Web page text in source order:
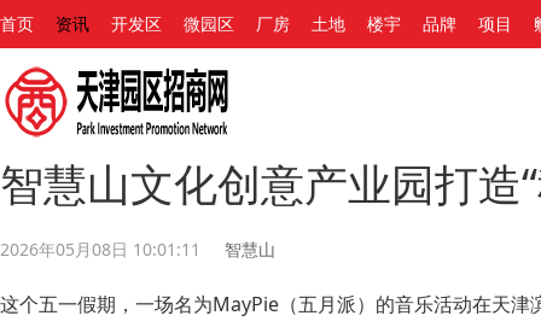
首页 资讯 开发区 微园区 厂房 土地 楼宇 品牌 项目
智慧山文化创意产业园打造
2026年05月08日 10:01:11 智慧山
这个五一假期，一场名为MayPie（五月派）的音乐活动在天